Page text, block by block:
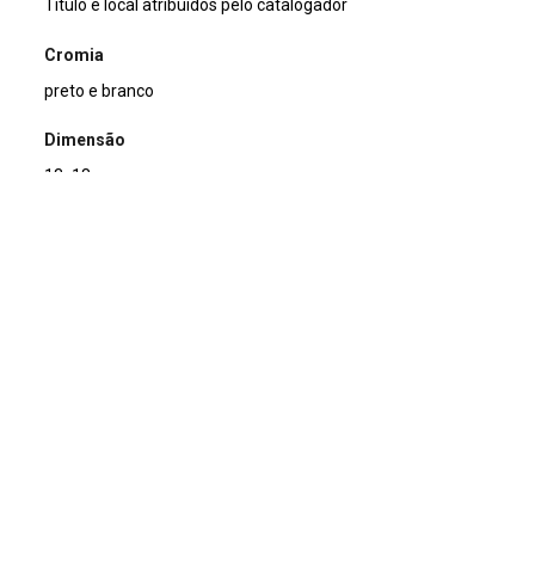
Título e local atribuídos pelo catalogador
Cromia
preto e branco
Dimensão
13x18cm